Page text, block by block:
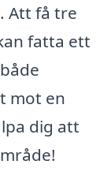
Att få tre
fatta ett
mot en
dig att